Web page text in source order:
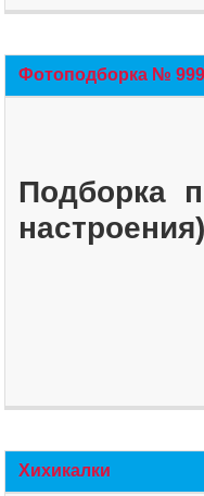
Фотоподборка №
Подборка
Хихикалки